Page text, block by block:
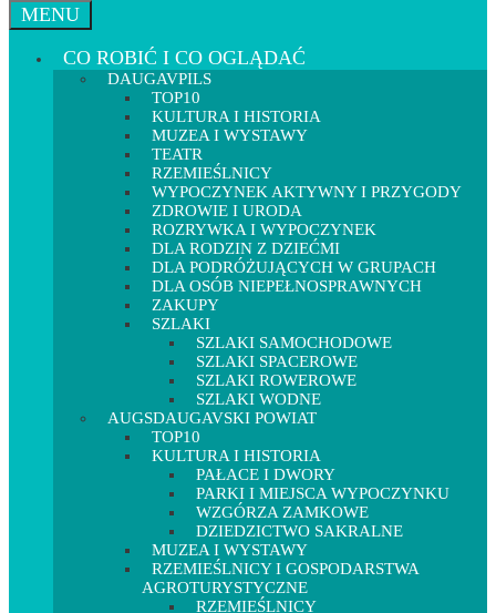
MENU
CO ROBIĆ I CO OGLĄDAĆ
DAUGAVPILS
TOP10
KULTURA I HISTORIA
MUZEA I WYSTAWY
TEATR
RZEMIEŚLNICY
WYPOCZYNEK AKTYWNY I PRZYGODY
ZDROWIE I URODA
ROZRYWKA I WYPOCZYNEK
DLA RODZIN Z DZIEĆMI
DLA PODRÓŻUJĄCYCH W GRUPACH
DLA OSÓB NIEPEŁNOSPRAWNYCH
ZAKUPY
SZLAKI
SZLAKI SAMOCHODOWE
SZLAKI SPACEROWE
SZLAKI ROWEROWE
SZLAKI WODNE
AUGSDAUGAVSKI POWIAT
TOP10
KULTURA I HISTORIA
PAŁACE I DWORY
PARKI I MIEJSCA WYPOCZYNKU
WZGÓRZA ZAMKOWE
DZIEDZICTWO SAKRALNE
MUZEA I WYSTAWY
RZEMIEŚLNICY I GOSPODARSTWA
AGROTURYSTYCZNE
RZEMIEŚLNICY